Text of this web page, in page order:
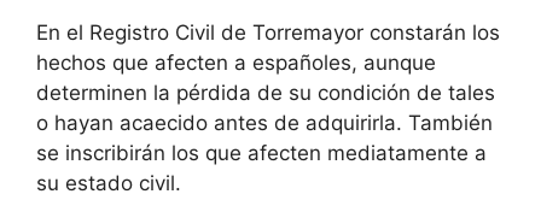
En el Registro Civil de Torremayor constarán los
hechos que afecten a españoles, aunque
determinen la pérdida de su condición de tales
o hayan acaecido antes de adquirirla. También
se inscribirán los que afecten mediatamente a
su estado civil.